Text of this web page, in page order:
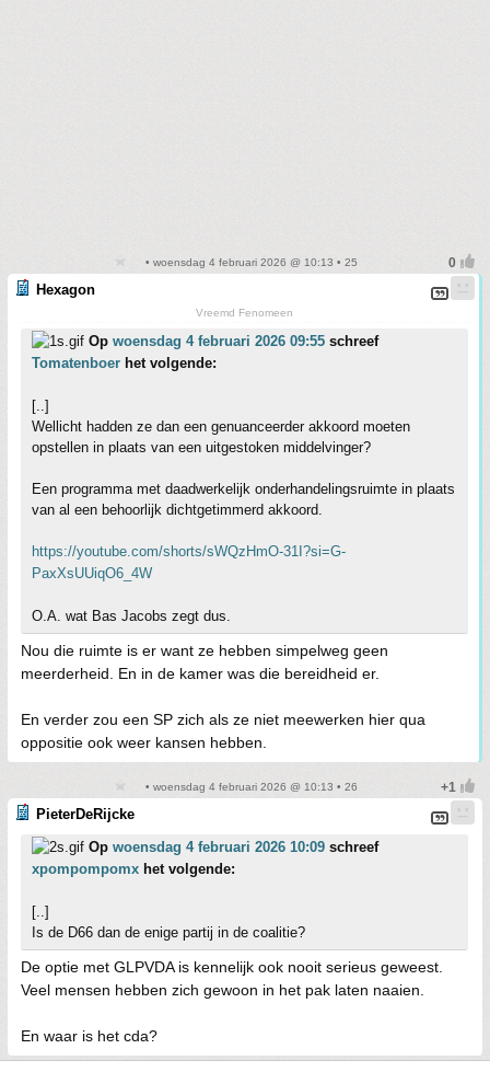
• woensdag 4 februari 2026 @ 10:13 • 25
Hexagon
Vreemd Fenomeen
Op woensdag 4 februari 2026 09:55 schreef
Tomatenboer het volgende:
[..]
Wellicht hadden ze dan een genuanceerder akkoord moeten
opstellen in plaats van een uitgestoken middelvinger?
Een programma met daadwerkelijk onderhandelingsruimte in plaats
van al een behoorlijk dichtgetimmerd akkoord.
https://youtube.com/shorts/sWQzHmO-31I?si=G-
PaxXsUUiqO6_4W
O.A. wat Bas Jacobs zegt dus.
Nou die ruimte is er want ze hebben simpelweg geen
meerderheid. En in de kamer was die bereidheid er.
En verder zou een SP zich als ze niet meewerken hier qua
oppositie ook weer kansen hebben.
• woensdag 4 februari 2026 @ 10:13 • 26
PieterDeRijcke
Op woensdag 4 februari 2026 10:09 schreef
xpompompomx het volgende:
[..]
Is de D66 dan de enige partij in de coalitie?
De optie met GLPVDA is kennelijk ook nooit serieus geweest.
Veel mensen hebben zich gewoon in het pak laten naaien.
En waar is het cda?